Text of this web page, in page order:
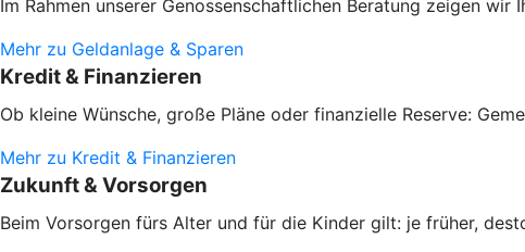
Im Rahmen unserer Genossenschaftlichen Beratung zeigen
Mehr zu Geldanlage & Sparen
Kredit & Finanzieren
Ob kleine Wünsche, große Pläne oder finanzielle Reserve:
Mehr zu Kredit & Finanzieren
Zukunft & Vorsorgen
Beim Vorsorgen fürs Alter und für die Kinder gilt: je früher,